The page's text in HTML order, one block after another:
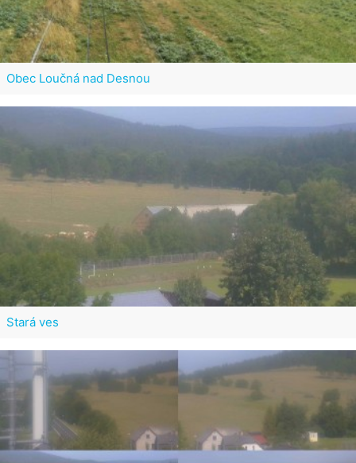
Obec Loučná nad Desnou
Stará ves